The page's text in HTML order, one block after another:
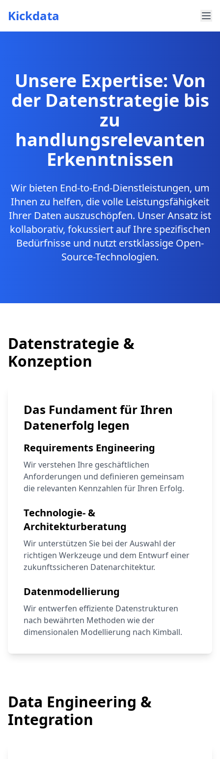
Kickdata
Unsere Expertise: Von
der Datenstrategie bis
zu
handlungsrelevanten
Erkenntnissen
Wir bieten End-to-End-Dienstleistungen, um
Ihnen zu helfen, die volle Leistungsfähigkeit
Ihrer Daten auszuschöpfen. Unser Ansatz ist
kollaborativ, fokussiert auf Ihre spezifischen
Bedürfnisse und nutzt erstklassige Open-
Source-Technologien.
Datenstrategie &
Konzeption
Das Fundament für Ihren
Datenerfolg legen
Requirements Engineering
Wir verstehen Ihre geschäftlichen
Anforderungen und definieren gemeinsam
die relevanten Kennzahlen für Ihren Erfolg.
Technologie- &
Architekturberatung
Wir unterstützen Sie bei der Auswahl der
richtigen Werkzeuge und dem Entwurf einer
zukunftssicheren Datenarchitektur.
Datenmodellierung
Wir entwerfen effiziente Datenstrukturen
nach bewährten Methoden wie der
dimensionalen Modellierung nach Kimball.
Data Engineering &
Integration